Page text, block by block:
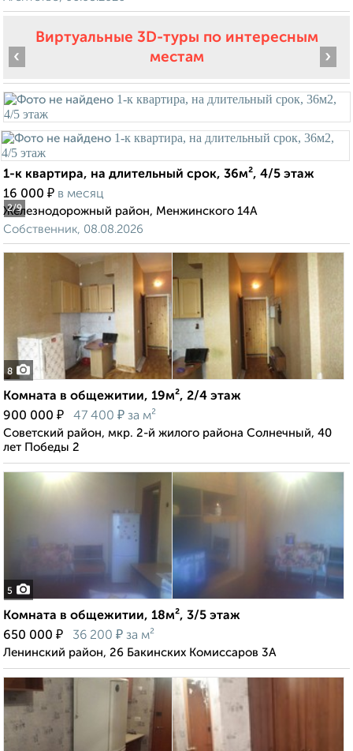
Виртуальные 3D-туры по интересным
местам
2/9
‹ ›
1-к квартира, на длительный срок, 36м², 4/5 этаж
16 000 ₽ в месяц
Железнодорожный район, Менжинского 14А
Собственник, 08.08.2026
8
Комната в общежитии, 19м², 2/4 этаж
900 000 ₽ 47 400 ₽ за м²
Советский район, мкр. 2-й жилого района Солнечный, 40
лет Победы 2
5
Комната в общежитии, 18м², 3/5 этаж
650 000 ₽ 36 200 ₽ за м²
Ленинский район, 26 Бакинских Комиссаров 3А